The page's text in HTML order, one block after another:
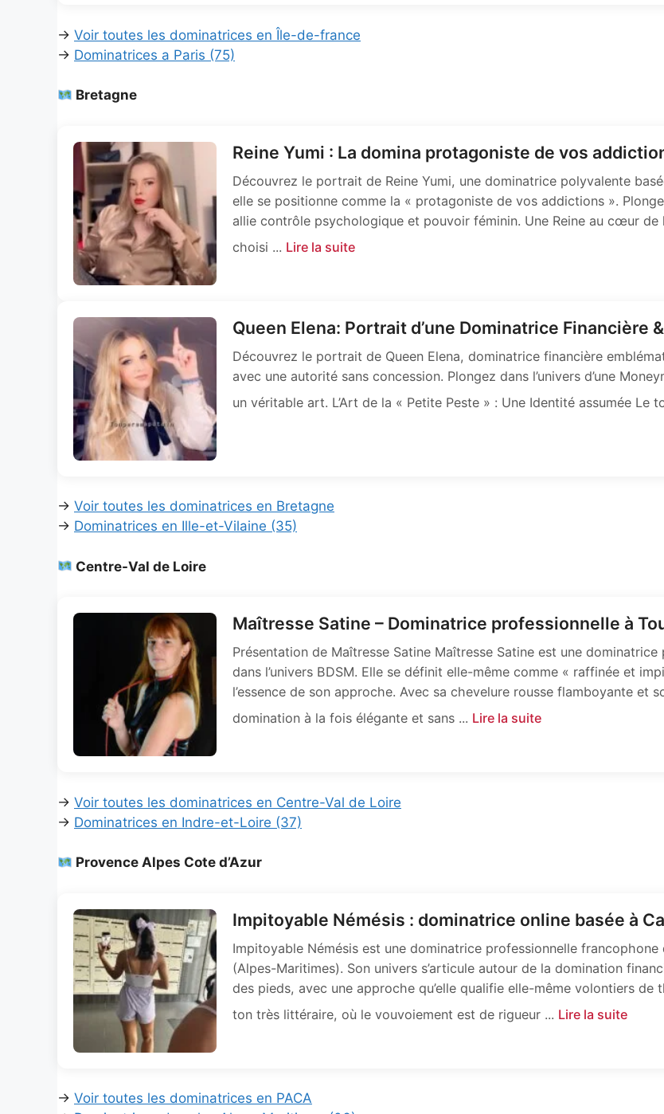
→ Voir toutes les dominatrices en Île-de-france
→ Dominatrices a Paris (75)
Bretagne
Reine Yumi : La domina protagoniste de vos
Découvrez le portrait de Reine Yumi, une dominatrice polyvalente
elle se positionne comme la « protagoniste de vos addictions ».
allie contrôle psychologique et pouvoir féminin. Une Reine au cœur de
choisi ... Lire la suite
Queen Elena: Portrait d’une Dominatrice Financière
Découvrez le portrait de Queen Elena, dominatrice financière
avec une autorité sans concession. Plongez dans l’univers d’une
un véritable art. L’Art de la « Petite Peste » : Une Identité assumée Le
→ Voir toutes les dominatrices en Bretagne
→ Dominatrices en Ille-et-Vilaine (35)
Centre-Val de Loire
Maîtresse Satine – Dominatrice professionnelle à
Présentation de Maîtresse Satine Maîtresse Satine est une
dans l’univers BDSM. Elle se définit elle-même comme « raffinée et
l’essence de son approche. Avec sa chevelure rousse flamboyante et
domination à la fois élégante et sans ... Lire la suite
→ Voir toutes les dominatrices en Centre-Val de Loire
→ Dominatrices en Indre-et-Loire (37)
Provence Alpes Cote d’Azur
Impitoyable Némésis : dominatrice online basée à
Impitoyable Némésis est une dominatrice professionnelle
(Alpes-Maritimes). Son univers s’articule autour de la domination
des pieds, avec une approche qu’elle qualifie elle-même volontiers
ton très littéraire, où le vouvoiement est de rigueur ... Lire la suite
→ Voir toutes les dominatrices en PACA